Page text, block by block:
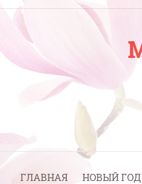
ГЛАВНАЯ НОВЫЙ ГОД